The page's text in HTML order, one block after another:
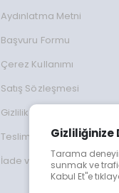
Gizliliğinize
Tarama
sunmak ve
Kabul Et"e
Aydınlatma Metni
Başvuru Formu
Çerez Kullanımı
Satış Sözleşmesi
Gizlilik Koşulları
Teslimat Bilgileri
İade ve Değişim